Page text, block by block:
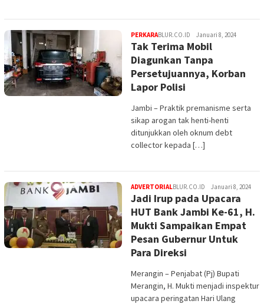
PERKARABLUR.CO.ID Januari 8, 2024
Tak Terima Mobil
Diagunkan Tanpa
Persetujuannya, Korban
Lapor Polisi
Jambi – Praktik premanisme serta
sikap arogan tak henti-henti
ditunjukkan oleh oknum debt
collector kepada […]
ADVERTORIALBLUR.CO.ID Januari 8, 2024
Jadi Irup pada Upacara
HUT Bank Jambi Ke-61, H.
Mukti Sampaikan Empat
Pesan Gubernur Untuk
Para Direksi
Merangin – Penjabat (Pj) Bupati
Merangin, H. Mukti menjadi inspektur
upacara peringatan Hari Ulang